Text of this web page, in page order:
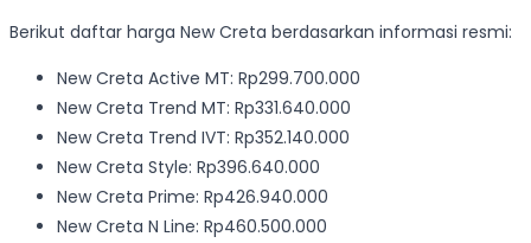
Berikut daftar harga New Creta berdasarkan informasi resmi:
New Creta Active MT: Rp299.700.000
New Creta Trend MT: Rp331.640.000
New Creta Trend IVT: Rp352.140.000
New Creta Style: Rp396.640.000
New Creta Prime: Rp426.940.000
New Creta N Line: Rp460.500.000